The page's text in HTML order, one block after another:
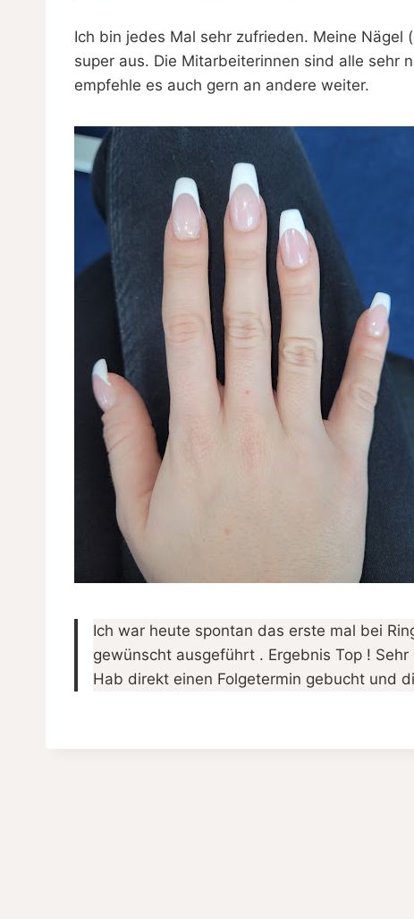
Ich bin jedes Mal sehr zufrieden. Meine
super aus. Die Mitarbeiterinnen sind alle sehr
empfehle es auch gern an andere weiter.
Ich war heute spontan das erste mal bei
gewünscht ausgeführt . Ergebnis Top !
Hab direkt einen Folgetermin gebucht und